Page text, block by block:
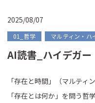
2025/08/07
01_哲学 マルティン・ハ
AI読書_ハイデガー
「存在と時間」（マルティ
「存在とは何か」を問う哲